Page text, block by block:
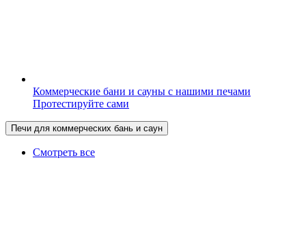
Коммерческие бани и сауны с нашими печами
Протестируйте сами
Печи для коммерческих бань и саун
Смотреть все